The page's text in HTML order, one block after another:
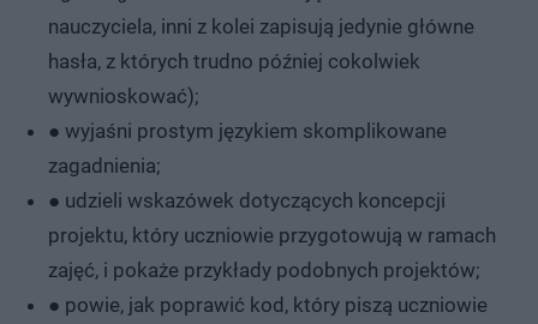
nauczyciela, inni z kolei zapisują jedynie główne
hasła, z których trudno później cokolwiek
wywnioskować);
● wyjaśni prostym językiem skomplikowane
zagadnienia;
● udzieli wskazówek dotyczących koncepcji
projektu, który uczniowie przygotowują w ramach
zajęć, i pokaże przykłady podobnych projektów;
● powie, jak poprawić kod, który piszą uczniowie